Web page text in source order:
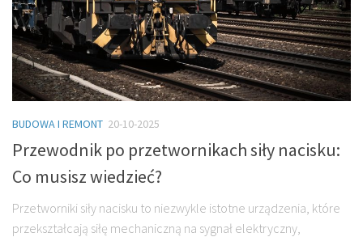
BUDOWA I REMONT 20-10-2025
Przewodnik po przetwornikach siły nacisku:
Co musisz wiedzieć?
Przetworniki siły nacisku to niezwykle istotne urządzenia, które
przekształcają siłę mechaniczną na sygnał elektryczny,